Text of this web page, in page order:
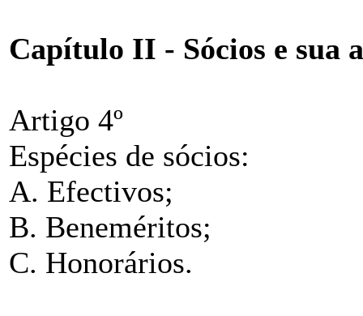
Capítulo II - Sócios e sua
Artigo 4º
Espécies de sócios:
A. Efectivos;
B. Beneméritos;
C. Honorários.